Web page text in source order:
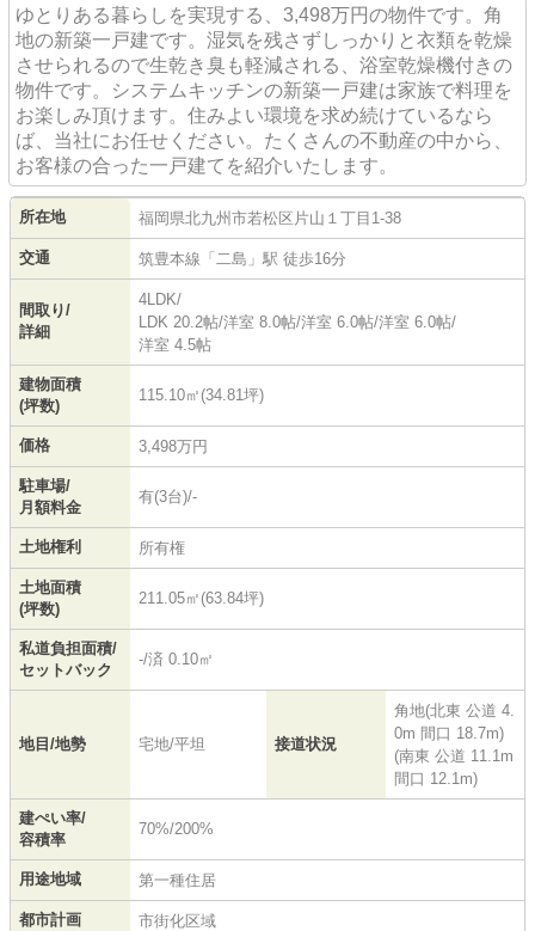
ゆとりある暮らしを実現する、3,498万円の物件です。角
地の新築一戸建です。湿気を残さずしっかりと衣類を乾燥
させられるので生乾き臭も軽減される、浴室乾燥機付きの
物件です。システムキッチンの新築一戸建は家族で料理を
お楽しみ頂けます。住みよい環境を求め続けているなら
ば、当社にお任せください。たくさんの不動産の中から、
お客様の合った一戸建てを紹介いたします。
所在地 福岡県北九州市若松区 片山 １丁目1-38
交通 筑豊本線 「 二島 」駅 徒歩16分
間取り/
詳細
4LDK/
LDK 20.2帖/洋室 8.0帖/洋室 6.0帖/洋室 6.0帖/
洋室 4.5帖
建物面積
(坪数)
115.10㎡(34.81坪)
価格 3,498万円
駐車場/
月額料金
有(3台)/-
土地権利 所有権
土地面積
(坪数)
211.05㎡(63.84坪)
私道負担面積/
セットバック
-/済 0.10㎡
地目/地勢 宅地/平坦 接道状況
角地(北東 公道 4.
0m 間口 18.7m)
(南東 公道 11.1m
間口 12.1m)
建ぺい率/
容積率
70%/200%
用途地域 第一種住居
都市計画 市街化区域